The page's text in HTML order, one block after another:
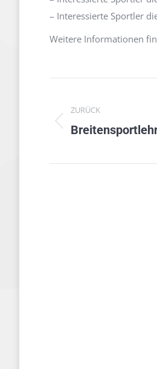
– Interessierte Sportler
Weitere Informationen
ZURÜCK
Vorheriger